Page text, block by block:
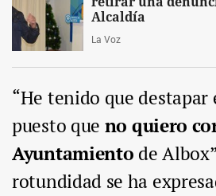
Alcaldía
La Voz
“He tenido que destapar
puesto que no quiero
Ayuntamiento de
rotundidad se ha